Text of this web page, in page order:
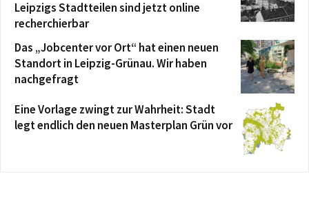
Leipzigs Stadtteilen sind jetzt online
recherchierbar
Das „Jobcenter vor Ort“ hat einen neuen
Standort in Leipzig-Grünau. Wir haben
nachgefragt
Eine Vorlage zwingt zur Wahrheit: Stadt
legt endlich den neuen Masterplan Grün vor